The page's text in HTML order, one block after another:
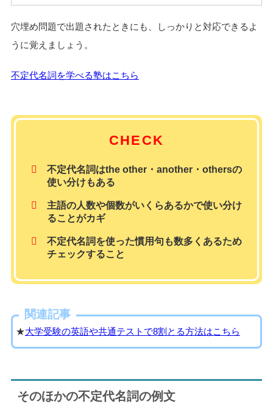
穴埋め問題で出題されたときにも、しっかりと対応できるよ
うに覚えましょう。
不定代名詞を学べる塾はこちら
CHECK
不定代名詞はthe other・another・othersの
使い分けもある
主語の人数や個数がいくらあるかで使い分け
ることがカギ
不定代名詞を使った慣用句も数多くあるため
チェックすること
関連記事
★大学受験の英語や共通テストで8割とる方法はこちら
そのほかの不定代名詞の例文